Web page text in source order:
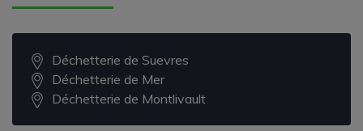
Déchetterie de Suevres
Déchetterie de Mer
Déchetterie de Montlivault